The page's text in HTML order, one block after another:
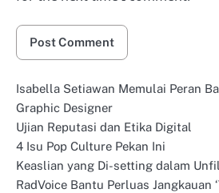
Isabella Setiawan Memulai Peran
Graphic Designer
Ujian Reputasi dan Etika Digital
4 Isu Pop Culture Pekan Ini
Keaslian yang Di-setting dalam
RadVoice Bantu Perluas Jangkauan